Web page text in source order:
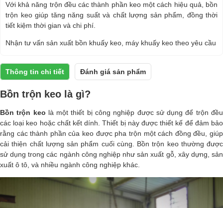
Với khả năng trộn đều các thành phần keo một cách hiệu quả, bồn
trộn keo giúp tăng năng suất và chất lượng sản phẩm, đồng thời
tiết kiệm thời gian và chi phí.
Nhận tư vấn sản xuất bồn khuấy keo, máy khuấy keo theo yêu cầu
Thông tin chi tiết Đánh giá sản phẩm
Bồn trộn keo là gì?
Bồn trộn keo là một thiết bị công nghiệp được sử dụng để trộn đều
các loại keo hoặc chất kết dính. Thiết bị này được thiết kế để đảm bảo
rằng các thành phần của keo được pha trộn một cách đồng đều, giúp
cải thiện chất lượng sản phẩm cuối cùng. Bồn trộn keo thường được
sử dụng trong các ngành công nghiệp như sản xuất gỗ, xây dựng, sản
xuất ô tô, và nhiều ngành công nghiệp khác.